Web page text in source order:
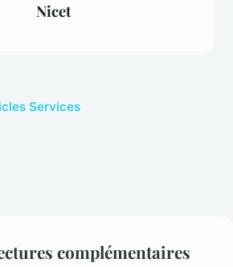
Nicet
Services
complémentaires